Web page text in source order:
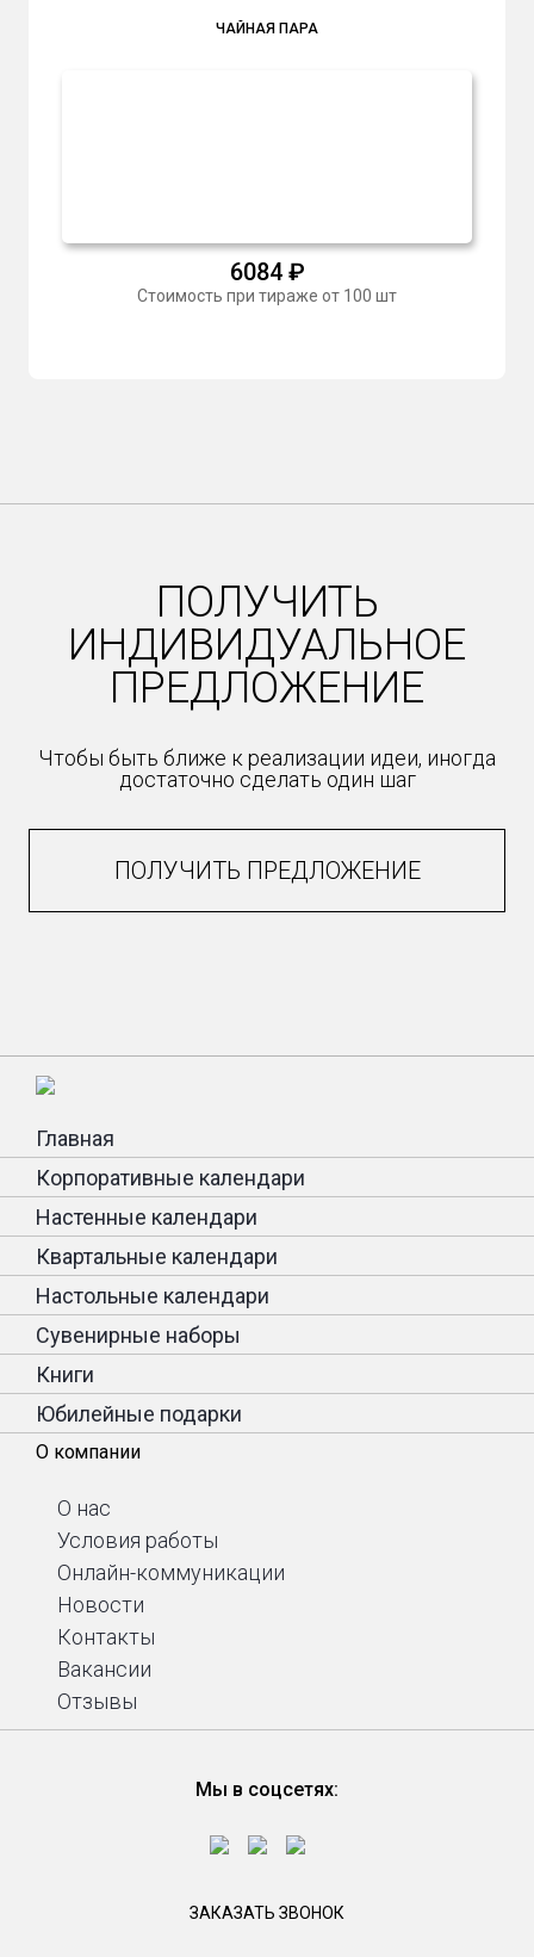
ЧАЙНАЯ ПАРА
6084₽
Стоимость при тираже от 100 шт
ПОЛУЧИТЬ
ИНДИВИДУАЛЬНОЕ
ПРЕДЛОЖЕНИЕ
Чтобы быть ближе к реализации идеи, иногда
достаточно сделать один шаг
ПОЛУЧИТЬ ПРЕДЛОЖЕНИЕ
Главная
Корпоративные календари
Настенные календари
Квартальные календари
Настольные календари
Сувенирные наборы
Книги
Юбилейные подарки
О компании
О нас
Условия работы
Онлайн-коммуникации
Новости
Контакты
Вакансии
Отзывы
Мы в соцсетях:
ЗАКАЗАТЬ ЗВОНОК